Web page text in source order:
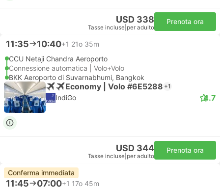
USD 338
Tasse incluse per adulto
Prenota ora
11:35 10:40+1 21o 35m
CCU Netaji Chandra Aeroporto
Connessione automatica | Volo+Volo
BKK Aeroporto di Suvarnabhumi, Bangkok
Economy | Volo #6E5288 +1
IndiGo 4.7
USD 344
Tasse incluse per adulto
Prenota ora
Conferma immediata
11:45 07:00+1 17o 45m